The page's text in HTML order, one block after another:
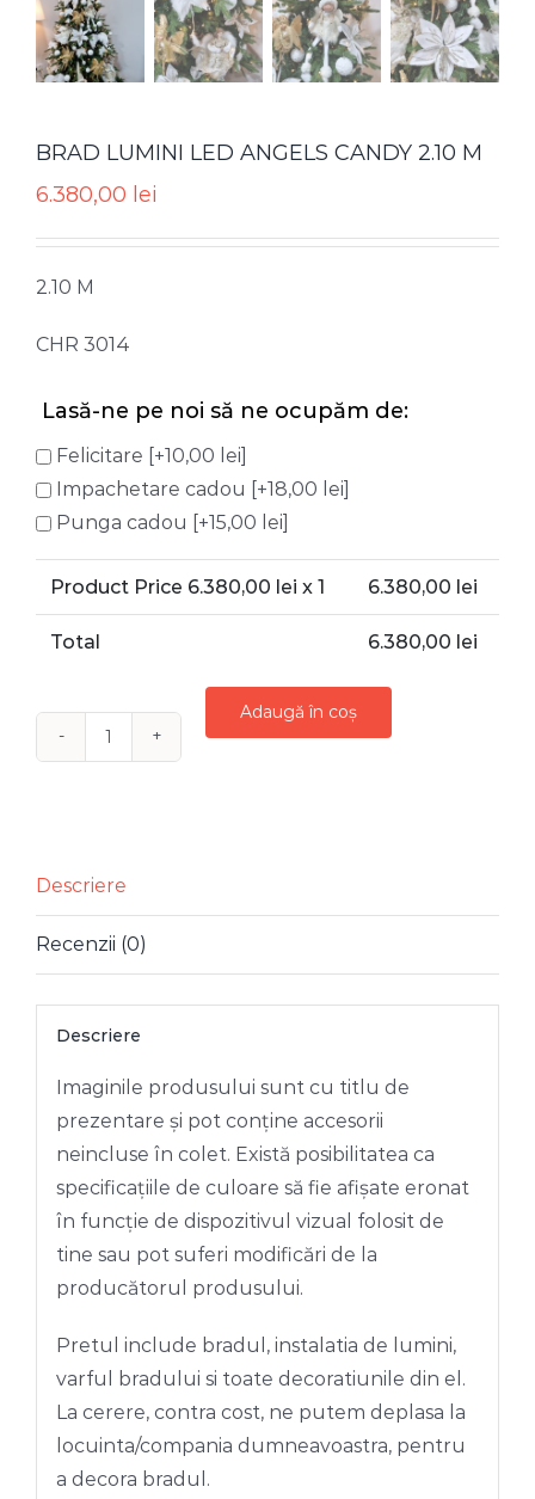
BRAD LUMINI LED ANGELS CANDY 2.10 M
6.380,00 lei
2.10 M
CHR 3014
Lasă-ne pe noi să ne ocupăm de:
Felicitare [+10,00 lei]
Impachetare cadou [+18,00 lei]
Punga cadou [+15,00 lei]
Product Price 6.380,00 lei x 1 6.380,00 lei
Total 6.380,00 lei
Cantitate
ANGELS
CANDY
2.10
Adaugă în coș
Descriere
Recenzii (0)
Descriere
Imaginile produsului sunt cu titlu de
prezentare și pot conține accesorii
neincluse în colet. Există posibilitatea ca
specificațiile de culoare să fie afișate eronat
în funcție de dispozitivul vizual folosit de
tine sau pot suferi modificări de la
producătorul produsului.
Pretul include bradul, instalatia de lumini,
varful bradului si toate decoratiunile din el.
La cerere, contra cost, ne putem deplasa la
locuinta/compania dumneavoastra, pentru
a decora bradul.